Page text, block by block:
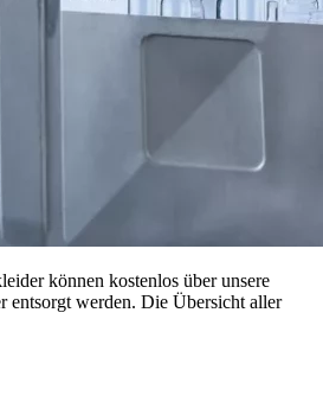
können kostenlos über unsere
entsorgt werden. Die Übersicht aller